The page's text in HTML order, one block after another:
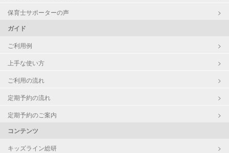
保育士サポーターの声
ガイド
ご利用例
上手な使い方
ご利用の流れ
定期予約の流れ
定期予約のご案内
コンテンツ
キッズライン総研